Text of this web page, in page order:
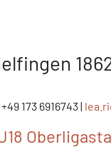
173 6916743 |